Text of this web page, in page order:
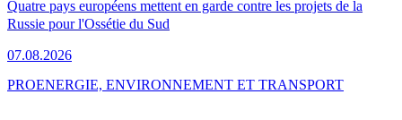
Quatre pays européens mettent en garde contre les projets de la
Russie pour l'Ossétie du Sud
07.08.2026
PROENERGIE, ENVIRONNEMENT ET TRANSPORT